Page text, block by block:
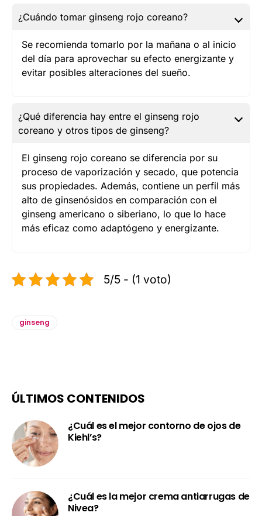
¿Cuándo tomar ginseng rojo coreano?
Se recomienda tomarlo por la mañana o al inicio
del día para aprovechar su efecto energizante y
evitar posibles alteraciones del sueño.
¿Qué diferencia hay entre el ginseng rojo
coreano y otros tipos de ginseng?
El ginseng rojo coreano se diferencia por su
proceso de vaporización y secado, que potencia
sus propiedades. Además, contiene un perfil más
alto de ginsenósidos en comparación con el
ginseng americano o siberiano, lo que lo hace
más eficaz como adaptógeno y energizante.
5/5 - (1 voto)
ginseng
ÚLTIMOS CONTENIDOS
¿Cuál es el mejor contorno de ojos de
Kiehl’s?
¿Cuál es la mejor crema antiarrugas de
Nivea?